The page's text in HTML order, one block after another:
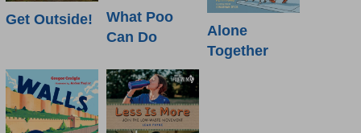
Get Outside!
What Poo
Can Do
Alone
Together